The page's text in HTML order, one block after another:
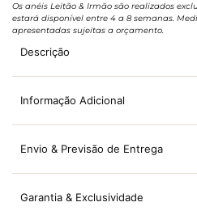
Os anéis Leitão & Irmão são realizados
estará disponível entre 4 a 8 semanas.
apresentadas sujeitas a orçamento.
Descrição
Informação Adicional
Envio & Previsão de Entrega
Garantia & Exclusividade